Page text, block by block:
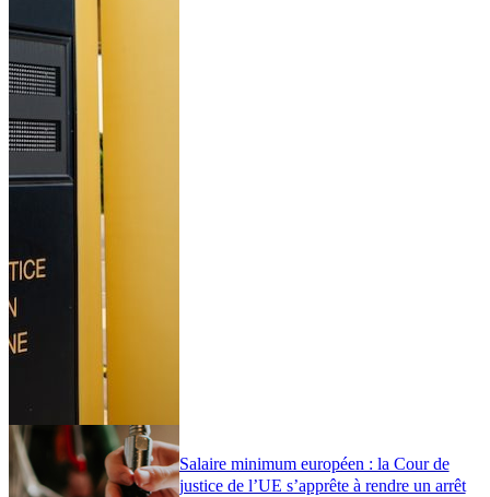
Salaire minimum européen : la Cour de
justice de l’UE s’apprête à rendre un arrêt